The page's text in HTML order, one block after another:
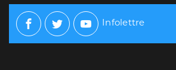
Facebook
TwitterYoutube
Infolettre